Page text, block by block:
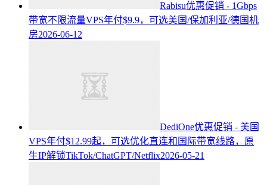
Rabisu优惠促销 - 1Gbps
带宽不限流量VPS年付$9.9，可选美国/保加利亚/德国机
房2026-06-12
DediOne优惠促销 - 美国
VPS年付$12.99起，可选优化直连和国际带宽线路，原
生IP解锁TikTok/ChatGPT/Netflix2026-05-21